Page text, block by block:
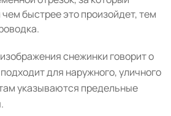
быстрее это произойдет, тем
снежинки говорит о
для наружного, уличного
указываются предельные